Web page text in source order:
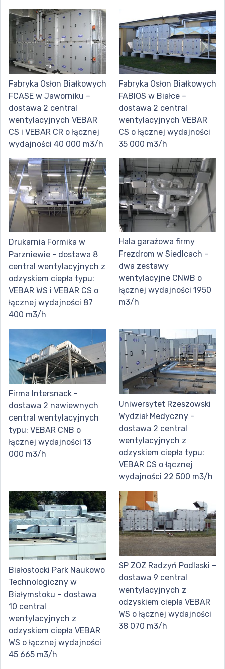
Fabryka Osłon Białkowych
FCASE w Jaworniku –
dostawa 2 central
wentylacyjnych VEBAR
CS i VEBAR CR o łącznej
wydajności 40 000 m3/h
Fabryka Osłon Białkowych
FABIOS w Białce –
dostawa 2 central
wentylacyjnych VEBAR
CS o łącznej wydajności
35 000 m3/h
Drukarnia Formika w
Parzniewie - dostawa 8
central wentylacyjnych z
odzyskiem ciepła typu:
VEBAR WS i VEBAR CS o
łącznej wydajności 87
400 m3/h
Hala garażowa firmy
Frezdrom w Siedlcach –
dwa zestawy
wentylacyjne CNWB o
łącznej wydajności 1950
m3/h
Firma Intersnack -
dostawa 2 nawiewnych
central wentylacyjnych
typu: VEBAR CNB o
łącznej wydajności 13
000 m3/h
Uniwersytet Rzeszowski
Wydział Medyczny -
dostawa 2 central
wentylacyjnych z
odzyskiem ciepła typu:
VEBAR CS o łącznej
wydajności 22 500 m3/h
Białostocki Park Naukowo
Technologiczny w
Białymstoku – dostawa
10 central
wentylacyjnych z
odzyskiem ciepła VEBAR
WS o łącznej wydajności
45 665 m3/h
SP ZOZ Radzyń Podlaski –
dostawa 9 central
wentylacyjnych z
odzyskiem ciepła VEBAR
WS o łącznej wydajności
38 070 m3/h